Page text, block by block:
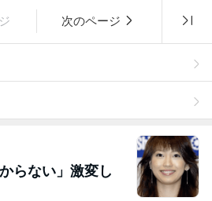
次のページ
らない」激変し